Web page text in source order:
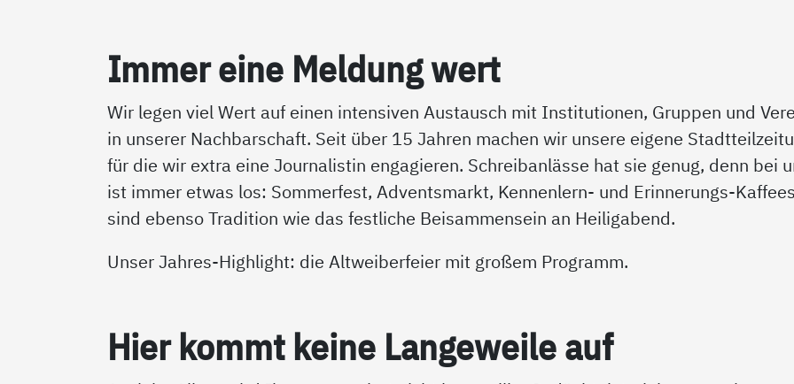
Im­mer ei­ne Mel­dung wert
Wir legen viel Wert auf einen intensiven Austausch mit Institutionen, Gruppen und
in unserer Nachbarschaft. Seit über 15 Jahren machen wir unsere eigene
für die wir extra eine Journalistin engagieren. Schreibanlässe hat sie genug, denn bei
ist immer etwas los: Sommerfest, Adventsmarkt, Kennenlern- und Erinnerungs-Kaffees
sind ebenso Tradition wie das festliche Beisammensein an Heiligabend.
Unser Jahres-Highlight: die Altweiberfeier mit großem Programm.
Hier kommt kei­ne Lan­ge­wei­le auf